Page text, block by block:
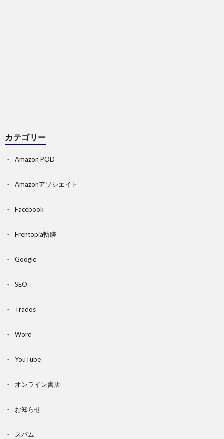
カテゴリー
Amazon POD
Amazonアソシエイト
Facebook
Frentopia軌跡
Google
SEO
Trados
Word
YouTube
オンライン書店
お知らせ
スパム